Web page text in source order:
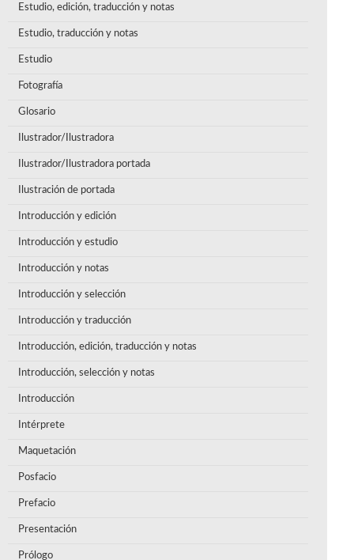
Estudio, edición, traducción y notas
Estudio, traducción y notas
Estudio
Fotografía
Glosario
Ilustrador/Ilustradora
Ilustrador/Ilustradora portada
Ilustración de portada
Introducción y edición
Introducción y estudio
Introducción y notas
Introducción y selección
Introducción y traducción
Introducción, edición, traducción y notas
Introducción, selección y notas
Introducción
Intérprete
Maquetación
Posfacio
Prefacio
Presentación
Prólogo